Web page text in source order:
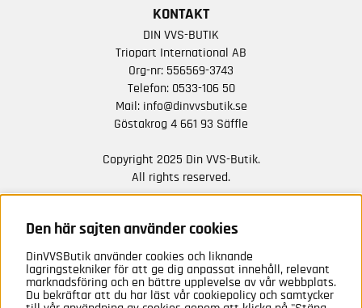
KONTAKT
DIN VVS-BUTIK
Triopart International AB
Org-nr: 556569-3743
Telefon: 0533-106 50
Mail: info@dinvvsbutik.se
Göstakrog 4 661 93 Säffle
Copyright 2025 Din VVS-Butik.
All rights reserved.
NYHETER FRÅN OSS
Anmäl mig
Den här sajten använder cookies
DinVVSButik använder cookies och liknande
lagringstekniker för att ge dig anpassat innehåll, relevant
marknadsföring och en bättre upplevelse av vår webbplats.
Du bekräftar att du har läst vår cookiepolicy och samtycker